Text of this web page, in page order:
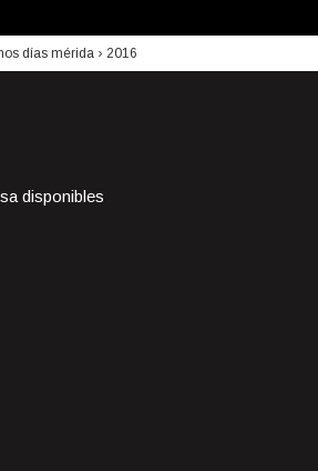
días mérida › 2016
disponibles